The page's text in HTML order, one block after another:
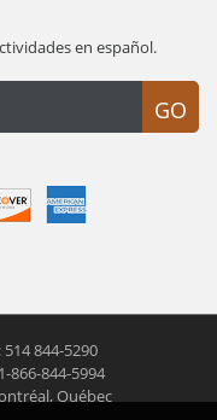
en español.
GO
514 844-5290
844-5994
Québec